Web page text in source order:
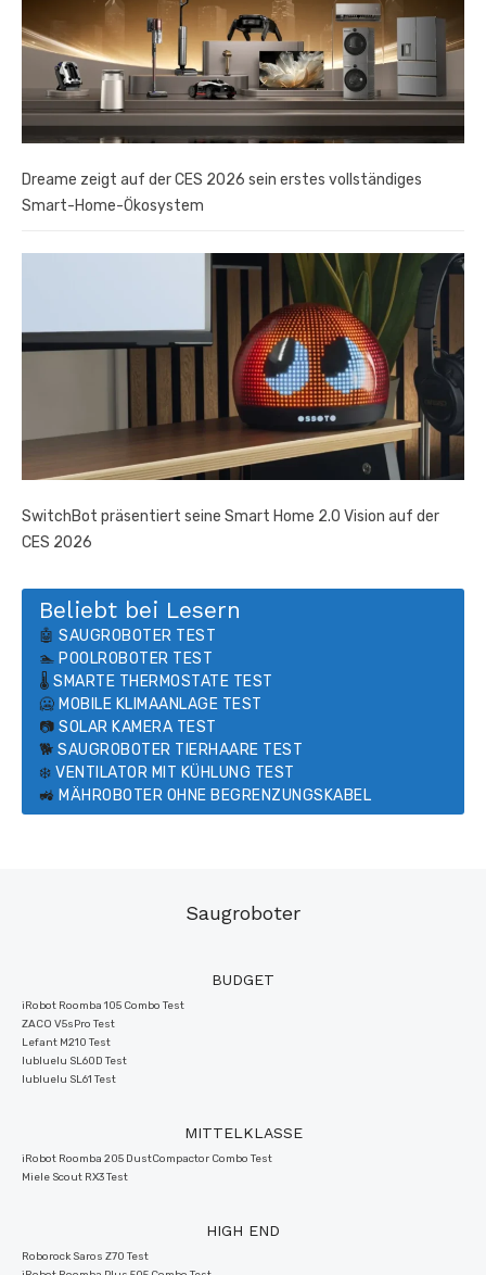
Dreame zeigt auf der CES 2026 sein erstes vollständiges
Smart-Home-Ökosystem
SwitchBot präsentiert seine Smart Home 2.0 Vision auf der
CES 2026
Beliebt bei Lesern
🤖 SAUGROBOTER TEST
🏊 POOLROBOTER TEST
🌡️ SMARTE THERMOSTATE TEST
🥶 MOBILE KLIMAANLAGE TEST
📷 SOLAR KAMERA TEST
🐕 SAUGROBOTER TIERHAARE TEST
❄️ VENTILATOR MIT KÜHLUNG TEST
🚜 MÄHROBOTER OHNE BEGRENZUNGSKABEL
Saugroboter
BUDGET
iRobot Roomba 105 Combo Test
ZACO V5sPro Test
Lefant M210 Test
lubluelu SL60D Test
lubluelu SL61 Test
MITTELKLASSE
iRobot Roomba 205 DustCompactor Combo Test
Miele Scout RX3 Test
HIGH END
Roborock Saros Z70 Test